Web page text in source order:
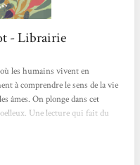
- Librairie
les humains vivent en
à comprendre le sens de la vie
âmes. On plonge dans cet
Une lecture qui fait du